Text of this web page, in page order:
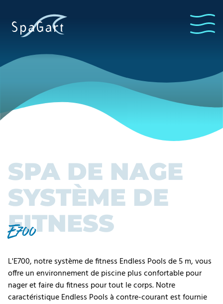
SPA DE NAGE
SYSTÈME DE
FITNESS
E700
L'E700, notre système de fitness Endless Pools de 5 m, vous
offre un environnement de piscine plus confortable pour
nager et faire du fitness pour tout le corps. Notre
caractéristique Endless Pools à contre-courant est fournie